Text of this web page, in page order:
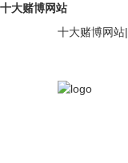
十大赌博网站
十大赌博网站|